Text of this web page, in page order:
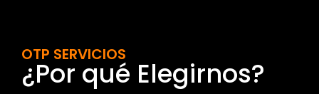
OTP SERVICIOS
¿Por qué Elegirnos?